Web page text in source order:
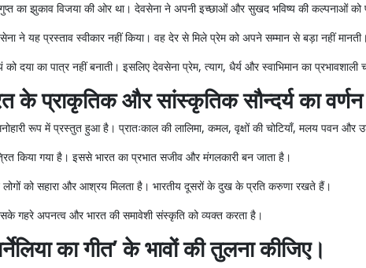
का झुकाव विजया की ओर था। देवसेना ने अपनी इच्छाओं और सुखद भविष्य की कल्पनाओं को
ने यह प्रस्ताव स्वीकार नहीं किया। वह देर से मिले प्रेम को अपने सम्मान से बड़ा नहीं मानती।
दया का पात्र नहीं बनाती। इसलिए देवसेना प्रेम, त्याग, धैर्य और स्वाभिमान का
के प्राकृतिक और सांस्कृतिक सौन्दर्य का
मनोहारी रूप में प्रस्तुत हुआ है। प्रातःकाल की लालिमा, कमल, वृक्षों की चोटियाँ, मलय पवन और
किया गया है। इससे भारत का प्रभात सजीव और मंगलकारी बन जाता है।
लोगों को सहारा और आश्रय मिलता है। भारतीय दूसरों के दुख के प्रति करुणा रखते हैं।
उसके गहरे अपनत्व और भारत की समावेशी संस्कृति को व्यक्त करता है।
का गीत’ के भावों की तुलना कीजिए।